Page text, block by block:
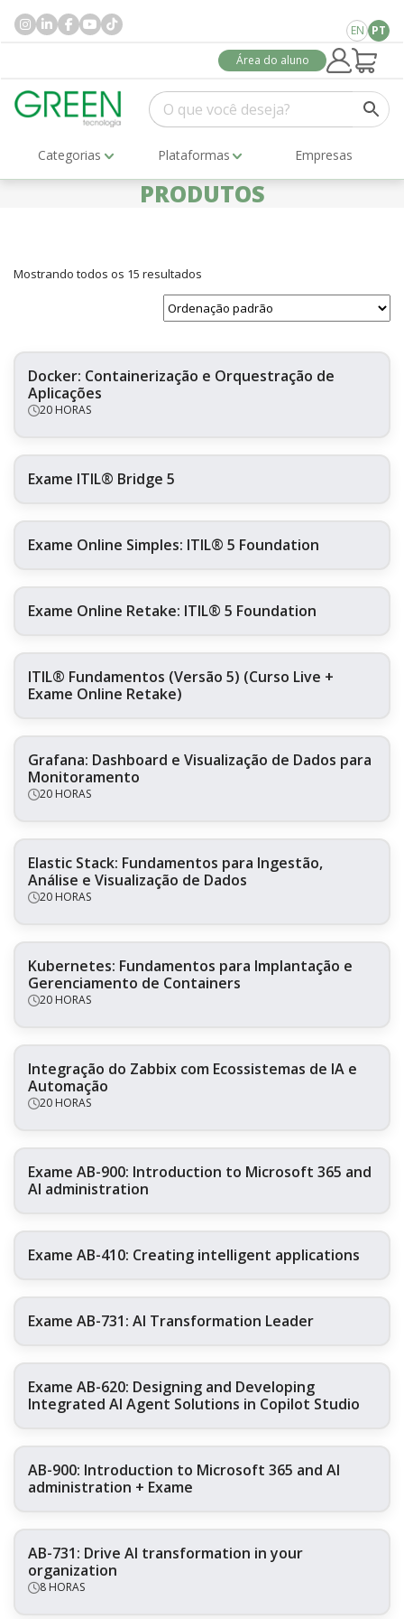
EN PT
Área do aluno
Categorias Plataformas Empresas
PRODUTOS
Mostrando todos os 15 resultados
Docker: Containerização e Orquestração de
Aplicações
20 HORAS
Exame ITIL® Bridge 5
Exame Online Simples: ITIL® 5 Foundation
Exame Online Retake: ITIL® 5 Foundation
ITIL® Fundamentos (Versão 5) (Curso Live +
Exame Online Retake)
Grafana: Dashboard e Visualização de Dados para
Monitoramento
20 HORAS
Elastic Stack: Fundamentos para Ingestão,
Análise e Visualização de Dados
20 HORAS
Kubernetes: Fundamentos para Implantação e
Gerenciamento de Containers
20 HORAS
Integração do Zabbix com Ecossistemas de IA e
Automação
20 HORAS
Exame AB-900: Introduction to Microsoft 365 and
AI administration
Exame AB-410: Creating intelligent applications
Exame AB-731: AI Transformation Leader
Exame AB-620: Designing and Developing
Integrated AI Agent Solutions in Copilot Studio
AB-900: Introduction to Microsoft 365 and AI
administration + Exame
AB-731: Drive AI transformation in your
organization
8 HORAS